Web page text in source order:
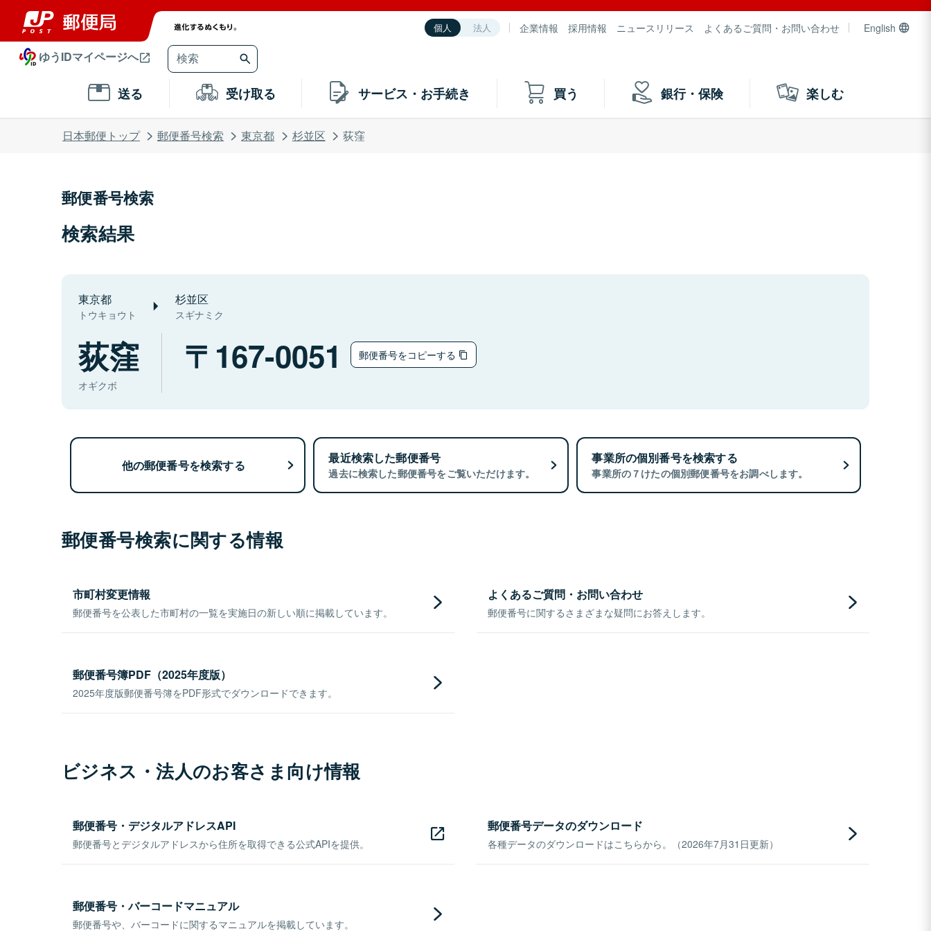
個人 法人 企業情報 採用情報 ニュースリリース よくあるご質問・お問い合わせ English
ゆうIDマイページへ
送る 受け取る サービス・お手続き 買う 銀行・保険 楽しむ
日本郵便トップ 郵便番号検索 東京都 杉並区 荻窪
郵便番号検索
検索結果
東京都
トウキョウト
杉並区
スギナミク
荻窪
オギクボ
167-0051 郵便番号をコピーする
他の郵便番号を検索する 最近検索した郵便番号
過去に検索した郵便番号をご覧いただけます。
事業所の個別番号を検索する
事業所の７けたの個別郵便番号をお調べします。
郵便番号検索に関する情報
市町村変更情報
郵便番号を公表した市町村の一覧を実施日の新しい順に掲載しています。
よくあるご質問・お問い合わせ
郵便番号に関するさまざまな疑問にお答えします。
郵便番号簿PDF（2025年度版）
2025年度版郵便番号簿をPDF形式でダウンロードできます。
ビジネス・法人のお客さま向け情報
郵便番号・デジタルアドレスAPI
郵便番号とデジタルアドレスから住所を取得できる公式APIを提供。
郵便番号データのダウンロード
各種データのダウンロードはこちらから。（2026年7月31日更新）
郵便番号・バーコードマニュアル
郵便番号や、バーコードに関するマニュアルを掲載しています。